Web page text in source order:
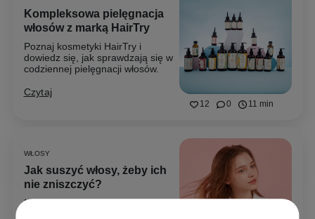
12 0 11 min
Kompleksowa pielęgnacja
włosów z marką HairTry
Poznaj kosmetyki HairTry i
dowiedz się, jak sprawdzają się w
codziennej pielęgnacji włosów.
Czytaj
WŁOSY
Jak suszyć włosy, żeby ich
nie zniszczyć?
Marzysz o gładkich i zdrowych